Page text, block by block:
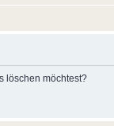
löschen möchtest?